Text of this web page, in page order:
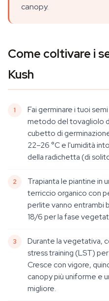
canopy.
Come coltivare i
Kush
Fai germinare i tuoi
metodo del tovagliolo
cubetto di
22–26 °C e l'umidità
della radichetta (di
Trapianta le piantine in
terriccio organico con
perlite vanno entrambi
18/6 per la fase
Durante la vegetativa,
stress training (LST)
Cresce con vigore,
canopy più uniforme e
migliore.